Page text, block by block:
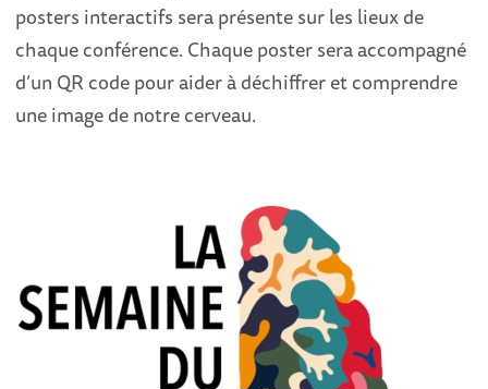
posters interactifs sera présente sur les lieux de
chaque conférence. Chaque poster sera accompagné
d’un QR code pour aider à déchiffrer et comprendre
une image de notre cerveau.